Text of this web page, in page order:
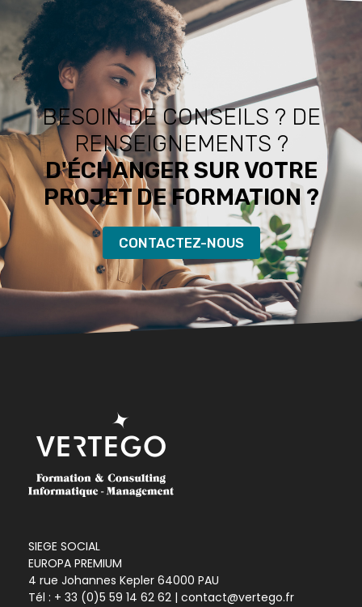
BESOIN DE CONSEILS ? DE
RENSEIGNEMENTS ?
D'ÉCHANGER SUR VOTRE
PROJET DE FORMATION ?
CONTACTEZ-NOUS
SIEGE SOCIAL
EUROPA PREMIUM
4 rue Johannes Kepler 64000 PAU
Tél : + 33 (0)5 59 14 62 62 | contact@vertego.fr